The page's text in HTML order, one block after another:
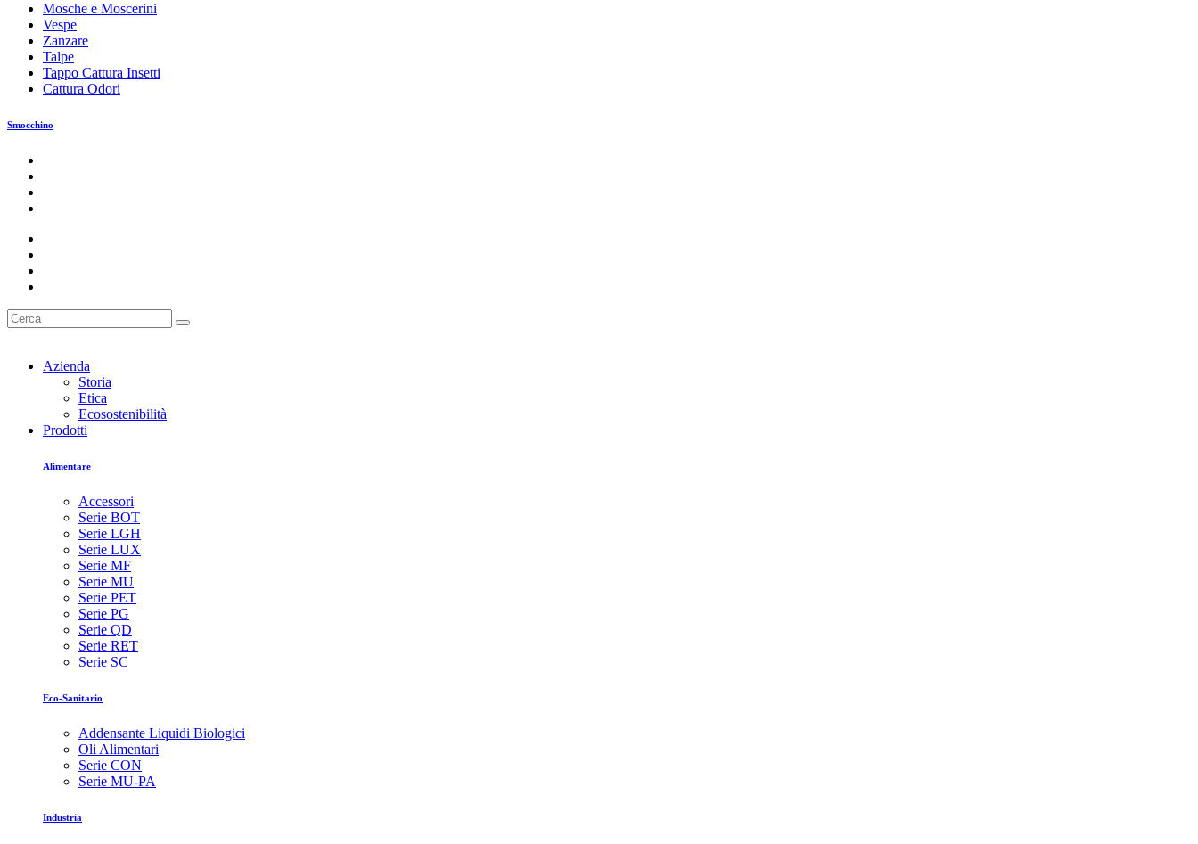
Mosche e Moscerini
Vespe
Zanzare
Talpe
Tappo Cattura Insetti
Cattura Odori
Smocchino
Azienda
Storia
Etica
Ecosostenibilità
Prodotti
Alimentare
Accessori
Serie BOT
Serie LGH
Serie LUX
Serie MF
Serie MU
Serie PET
Serie PG
Serie QD
Serie RET
Serie SC
Eco-Sanitario
Addensante Liquidi Biologici
Oli Alimentari
Serie CON
Serie MU-PA
Industria